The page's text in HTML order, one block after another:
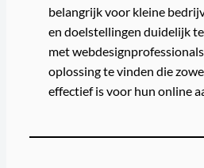
belangrijk voor kleine
en doelstellingen duidelijk
met
oplossing te vinden die
effectief is voor hun online